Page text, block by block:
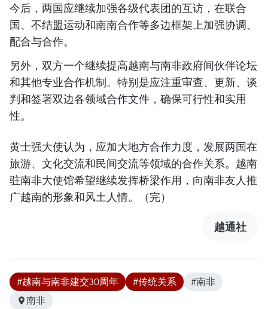
今后，两国应继续加强各级代表团的互访，在联合
国、不结盟运动和南南合作等多边框架上加强协调、
配合与合作。
另外，双方一个继续提高越南与南非政府间伙伴论坛
和其他专业合作机制。特别是应注重审查、更新、谈
判和签署双边各领域合作文件，确保可行性和实用
性。
黄士强大使认为，应加大地方合作力度，发展两国在
旅游、文化交流和民间交流等领域的合作关系。越南
驻南非大使馆希望继续发挥桥梁作用，向南非友人推
广越南的形象和风土人情。（完）
越通社
#越南与南非建交30周年 #传统关系
#南非
南非